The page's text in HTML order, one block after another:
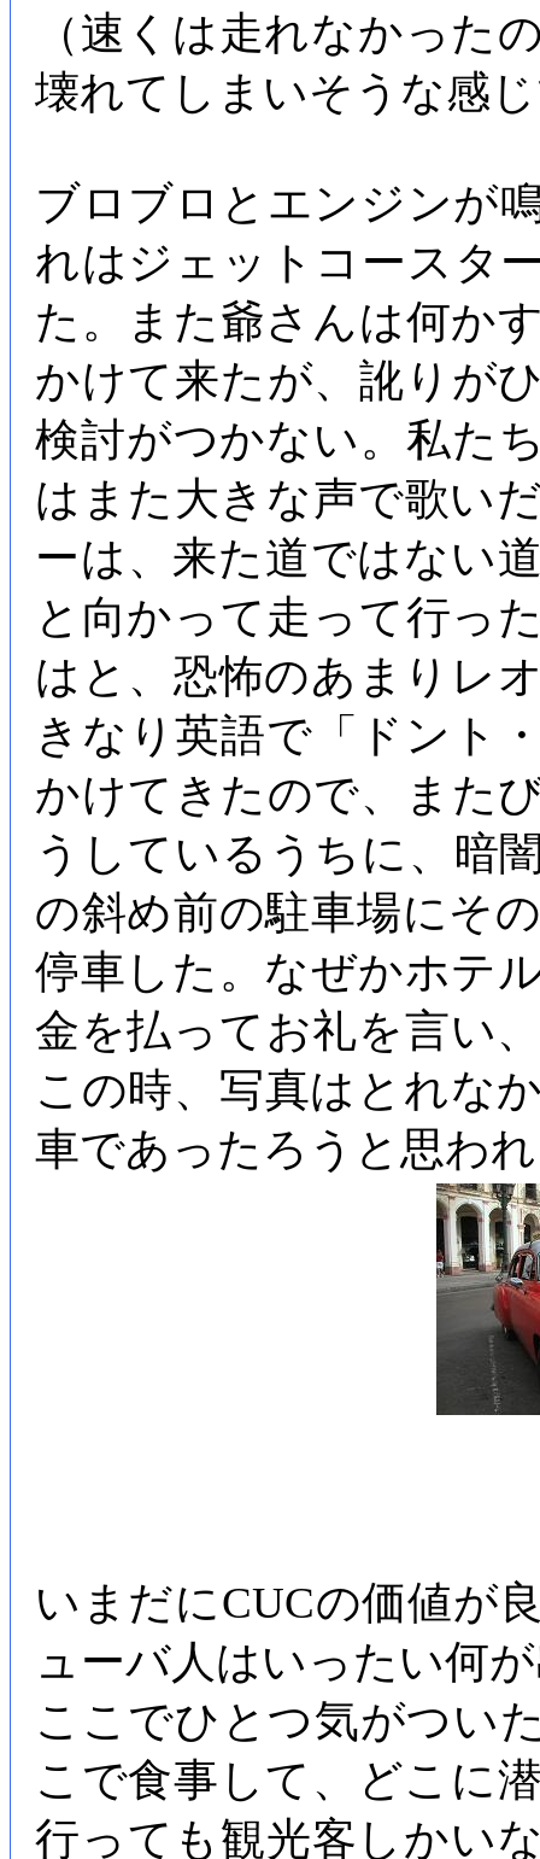
（速くは走れなかった
壊れてしまいそうな感
ブロブロとエンジンが
れはジェットコースタ
た。また爺さんは何か
かけて来たが、訛りが
検討がつかない。私た
はまた大きな声で歌い
ーは、来た道ではない
と向かって走って行っ
はと、恐怖のあまりレ
きなり英語で「ドント
かけてきたので、また
うしているうちに、暗
の斜め前の駐車場にそ
停車した。なぜかホテ
金を払ってお礼を言い
この時、写真はとれな
車であったろうと思わ
いまだにCUCの価値が
ューバ人はいったい何
ここでひとつ気がつい
こで食事して、どこに
行っても観光客しかい